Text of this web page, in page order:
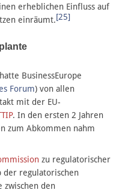
erheblichen Einfluss auf
einräumt.[25]
BusinessEurope
Forum) von allen
mit der EU-
. In den ersten 2 Jahren
zum Abkommen nahm
zu regulatorischer
der regulatorischen
zwischen den